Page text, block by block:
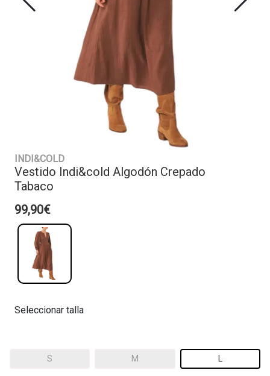
INDI&COLD
Vestido Indi&cold Algodón Crepado
Tabaco
99,90€
Seleccionar talla
S M L